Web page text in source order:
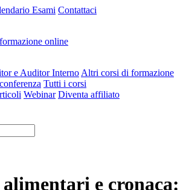
Esami Contattaci
e Auditor Interno Altri corsi di formazione
Tutti i corsi
Webinar Diventa affiliato
e cronaca: